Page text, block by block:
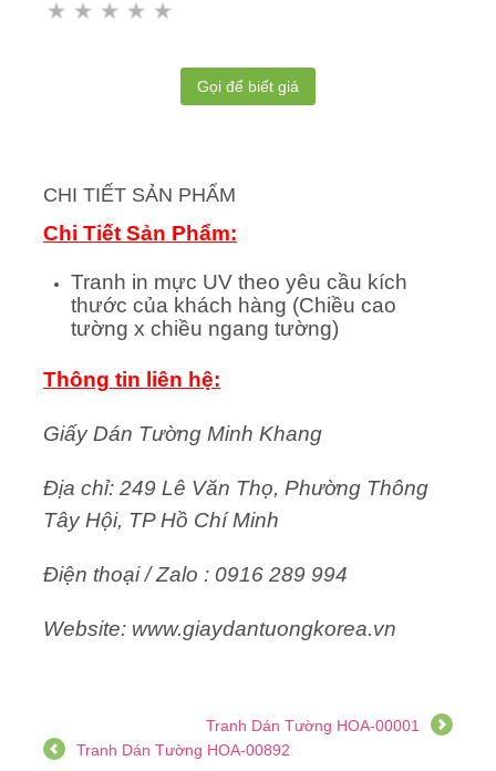
Gọi để biết giá
CHI TIẾT SẢN PHẨM
Chi Tiết Sản Phẩm:
Tranh in mực UV theo yêu cầu kích
thước của khách hàng (Chiều cao
tường x chiều ngang tường)
Thông tin liên hệ:
Giấy Dán Tường Minh Khang
Địa chỉ: 249 Lê Văn Thọ, Phường Thông
Tây Hội, TP Hồ Chí Minh
Điện thoại / Zalo : 0916 289 994
Website: www.giaydantuongkorea.vn
Tranh Dán Tường HOA-00001
Tranh Dán Tường HOA-00892